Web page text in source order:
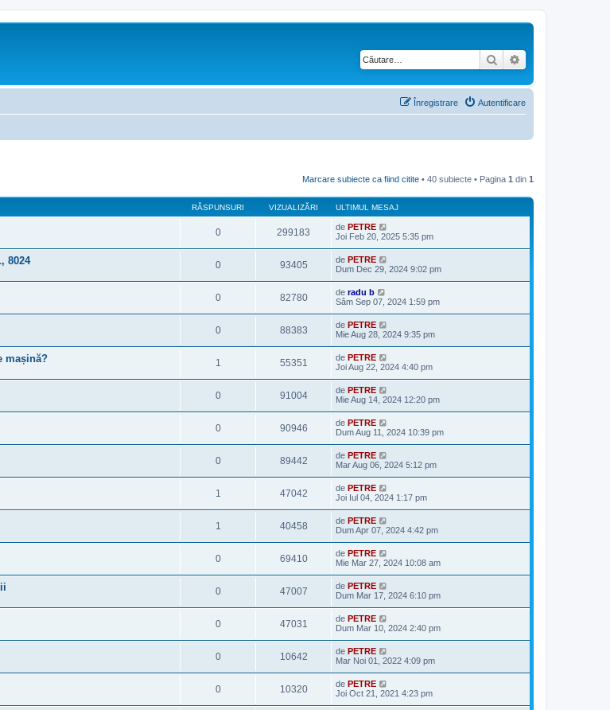
Căutare
Autentificare
Înregistrare
Marcare subiecte ca fiind citite • 40 subiecte • Pagina 1 din 1
RĂSPUNSURI VIZUALIZĂRI ULTIMUL MESAJ
0 299183 de PETRE
Joi Feb 20, 2025 5:35 pm
8024 0 93405 de PETRE
Dum Dec 29, 2024 9:02 pm
0 82780 de radu b
Sâm Sep 07, 2024 1:59 pm
0 88383 de PETRE
Mie Aug 28, 2024 9:35 pm
mașină? 1 55351 de PETRE
Joi Aug 22, 2024 4:40 pm
0 91004 de PETRE
Mie Aug 14, 2024 12:20 pm
0 90946 de PETRE
Dum Aug 11, 2024 10:39 pm
0 89442 de PETRE
Mar Aug 06, 2024 5:12 pm
1 47042 de PETRE
Joi Iul 04, 2024 1:17 pm
1 40458 de PETRE
Dum Apr 07, 2024 4:42 pm
0 69410 de PETRE
Mie Mar 27, 2024 10:08 am
0 47007 de PETRE
Dum Mar 17, 2024 6:10 pm
0 47031 de PETRE
Dum Mar 10, 2024 2:40 pm
0 10642 de PETRE
Mar Noi 01, 2022 4:09 pm
0 10320 de PETRE
Joi Oct 21, 2021 4:23 pm